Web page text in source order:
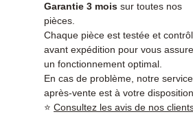
Garantie 3 mois sur toutes nos
pièces.
Chaque pièce est testée et
avant expédition pour vous
un fonctionnement optimal.
En cas de problème, notre service
après-vente est à votre disposition.
⭐ Consultez les avis de nos